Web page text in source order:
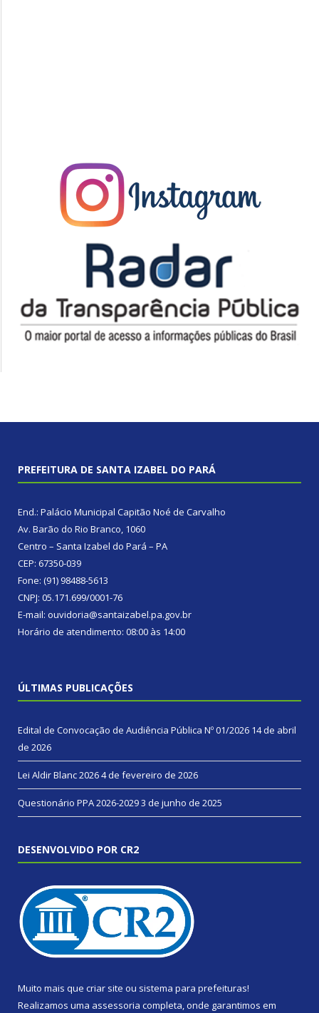
PREFEITURA DE SANTA IZABEL DO PARÁ
End.: Palácio Municipal Capitão Noé de Carvalho
Av. Barão do Rio Branco, 1060
Centro – Santa Izabel do Pará – PA
CEP: 67350-039
Fone: (91) 98488-5613
CNPJ: 05.171.699/0001-76
E-mail: ouvidoria@santaizabel.pa.gov.br
Horário de atendimento: 08:00 às 14:00
ÚLTIMAS PUBLICAÇÕES
Edital de Convocação de Audiência Pública Nº 01/2026 14 de abril
de 2026
Lei Aldir Blanc 20264 de fevereiro de 2026
Questionário PPA 2026-20293 de junho de 2025
DESENVOLVIDO POR CR2
Muito mais que criar site ou sistema para prefeituras!
Realizamos uma assessoria completa, onde garantimos em